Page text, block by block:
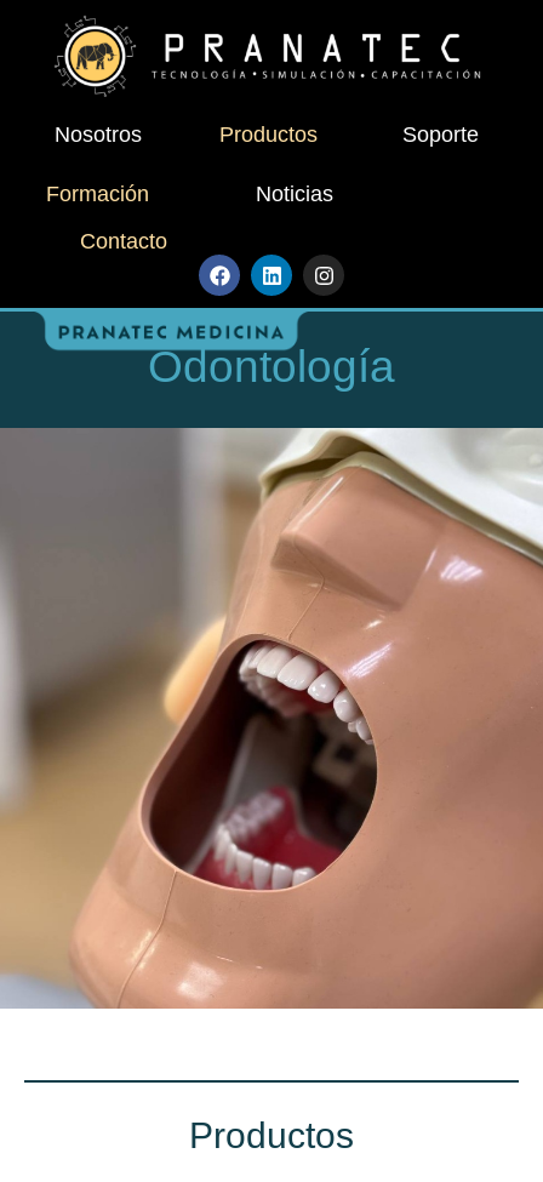
Nosotros Productos Soporte
Formación
Noticias
Contacto
Odontología
Productos